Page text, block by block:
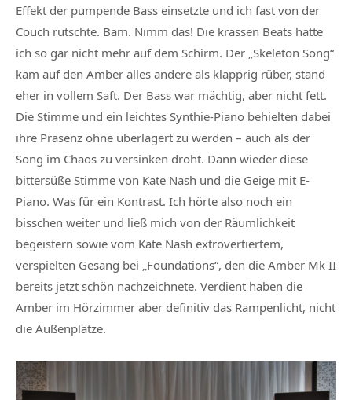
Effekt der pumpende Bass einsetzte und ich fast von der
Couch rutschte. Bäm. Nimm das! Die krassen Beats hatte
ich so gar nicht mehr auf dem Schirm. Der „Skeleton Song“
kam auf den Amber alles andere als klapprig rüber, stand
eher in vollem Saft. Der Bass war mächtig, aber nicht fett.
Die Stimme und ein leichtes Synthie-Piano behielten dabei
ihre Präsenz ohne überlagert zu werden – auch als der
Song im Chaos zu versinken droht. Dann wieder diese
bittersüße Stimme von Kate Nash und die Geige mit E-
Piano. Was für ein Kontrast. Ich hörte also noch ein
bisschen weiter und ließ mich von der Räumlichkeit
begeistern sowie vom Kate Nash extrovertiertem,
verspielten Gesang bei „Foundations“, den die Amber Mk II
bereits jetzt schön nachzeichnete. Verdient haben die
Amber im Hörzimmer aber definitiv das Rampenlicht, nicht
die Außenplätze.